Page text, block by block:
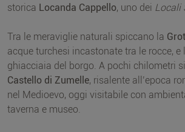
storica Locanda Cappello, uno dei Locali
Tra le meraviglie naturali spiccano la
acque turchesi incastonate tra le rocce, e
ghiacciaia del borgo. A pochi chilometri
Castello di Zumelle, risalente all’epoca
nel Medioevo, oggi visitabile con
taverna e museo.